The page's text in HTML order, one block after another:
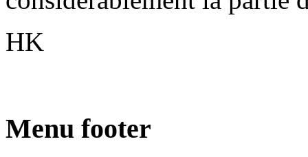
HK
Menu footer